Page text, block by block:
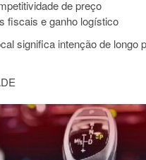
de preço
fiscais e ganho logístico
significa intenção de longo